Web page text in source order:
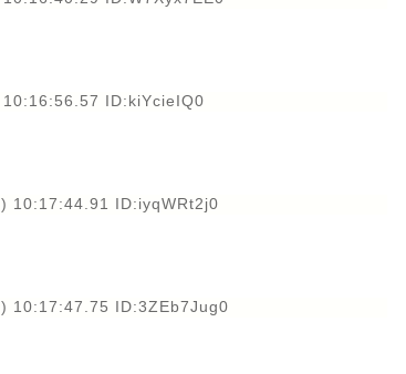
ID:kiYcieIQ0
10:17:44.91 ID:iyqWRt2j0
10:17:47.75 ID:3ZEb7Jug0